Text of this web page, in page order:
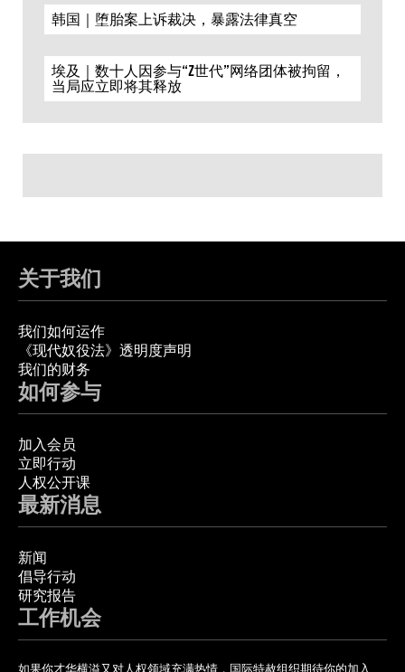
韩国｜堕胎案上诉裁决，暴露法律真空
埃及｜数十人因参与“Z世代”网络团体被拘留，
当局应立即将其释放
关于我们
我们如何运作
《现代奴役法》透明度声明
我们的财务
如何参与
加入会员
立即行动
人权公开课
最新消息
新闻
倡导行动
研究报告
工作机会
如果你才华横溢又对人权领域充满热情，国际特赦组织期待你的加入